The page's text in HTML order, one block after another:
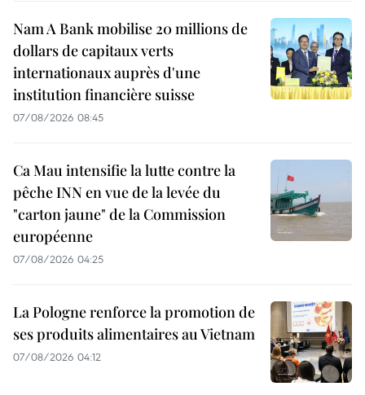
Nam A Bank mobilise 20 millions de
dollars de capitaux verts
internationaux auprès d'une
institution financière suisse
07/08/2026 08:45
Ca Mau intensifie la lutte contre la
pêche INN en vue de la levée du
"carton jaune" de la Commission
européenne
07/08/2026 04:25
La Pologne renforce la promotion de
ses produits alimentaires au Vietnam
07/08/2026 04:12